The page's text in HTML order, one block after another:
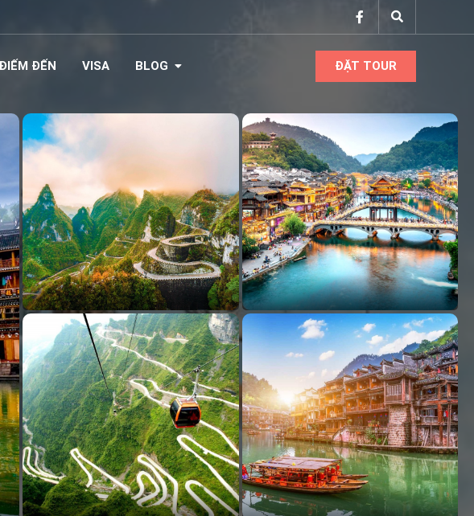
ĐIẾM ĐẾN VISA BLOG ĐẶT TOUR